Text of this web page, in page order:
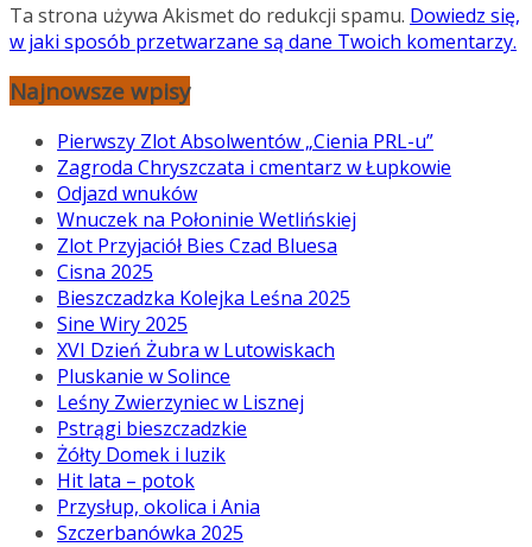
Ta strona używa Akismet do redukcji spamu. Dowiedz się,
w jaki sposób przetwarzane są dane Twoich komentarzy.
Najnowsze wpisy
Pierwszy Zlot Absolwentów „Cienia PRL-u”
Zagroda Chryszczata i cmentarz w Łupkowie
Odjazd wnuków
Wnuczek na Połoninie Wetlińskiej
Zlot Przyjaciół Bies Czad Bluesa
Cisna 2025
Bieszczadzka Kolejka Leśna 2025
Sine Wiry 2025
XVI Dzień Żubra w Lutowiskach
Pluskanie w Solince
Leśny Zwierzyniec w Lisznej
Pstrągi bieszczadzkie
Żółty Domek i luzik
Hit lata – potok
Przysłup, okolica i Ania
Szczerbanówka 2025